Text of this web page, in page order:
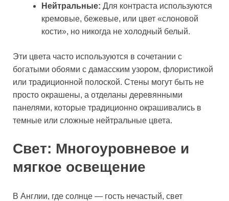
Нейтральные: Для контраста используются
кремовые, бежевые, или цвет «слоновой
кости», но никогда не холодный белый.
Эти цвета часто используются в сочетании с
богатыми обоями с дамасским узором, флористикой
или традиционной полоской. Стены могут быть не
просто окрашены, а отделаны деревянными
панелями, которые традиционно окрашивались в
темные или сложные нейтральные цвета.
Свет: Многоуровневое и
мягкое освещение
В Англии, где солнце — гость нечастый, свет